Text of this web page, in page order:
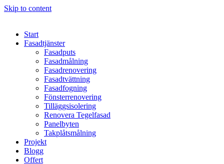
Skip to content
Start
Fasadtjänster
Fasadputs
Fasadmålning
Fasadrenovering
Fasadtvättning
Fasadfogning
Fönsterrenovering
Tilläggsisolering
Renovera Tegelfasad
Panelbyten
Takplåtsmålning
Projekt
Blogg
Offert